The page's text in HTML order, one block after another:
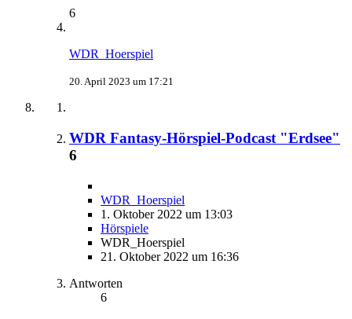
6
WDR_Hoerspiel
20. April 2023 um 17:21
WDR Fantasy-Hörspiel-Podcast "Erdsee"
6
WDR_Hoerspiel
1. Oktober 2022 um 13:03
Hörspiele
WDR_Hoerspiel
21. Oktober 2022 um 16:36
Antworten
6